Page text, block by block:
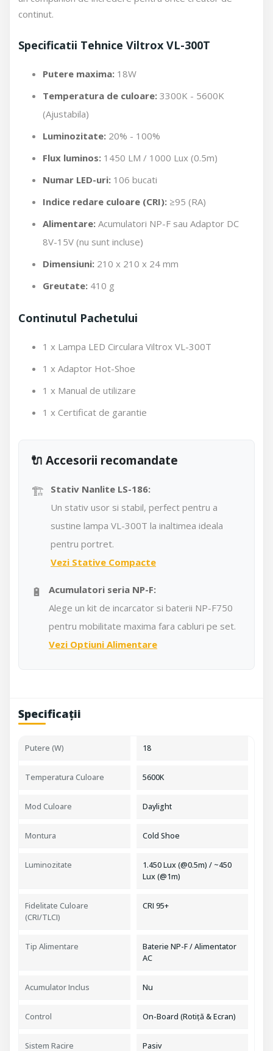
continut.
Specificatii Tehnice Viltrox VL-300T
Putere maxima: 18W
Temperatura de culoare: 3300K - 5600K
(Ajustabila)
Luminozitate: 20% - 100%
Flux luminos: 1450 LM / 1000 Lux (0.5m)
Numar LED-uri: 106 bucati
Indice redare culoare (CRI): ≥95 (RA)
Alimentare: Acumulatori NP-F sau Adaptor DC
8V-15V (nu sunt incluse)
Dimensiuni: 210 x 210 x 24 mm
Greutate: 410 g
Continutul Pachetului
1 x Lampa LED Circulara Viltrox VL-300T
1 x Adaptor Hot-Shoe
1 x Manual de utilizare
1 x Certificat de garantie
🔌 Accesorii recomandate
🏗️
Stativ Nanlite LS-186:
Un stativ usor si stabil, perfect pentru a
sustine lampa VL-300T la inaltimea ideala
pentru portret.
Vezi Stative Compacte
🔋
Acumulatori seria NP-F:
Alege un kit de incarcator si baterii NP-F750
pentru mobilitate maxima fara cabluri pe set.
Vezi Optiuni Alimentare
Specificații
Putere (W) 18
Temperatura Culoare 5600K
Mod Culoare Daylight
Montura Cold Shoe
Luminozitate
1.450 Lux (@0.5m) / ~450
Lux (@1m)
Fidelitate Culoare
(CRI/TLCI)
CRI 95+
Tip Alimentare
Baterie NP-F / Alimentator
AC
Acumulator Inclus Nu
Control On-Board (Rotiță & Ecran)
Sistem Racire Pasiv